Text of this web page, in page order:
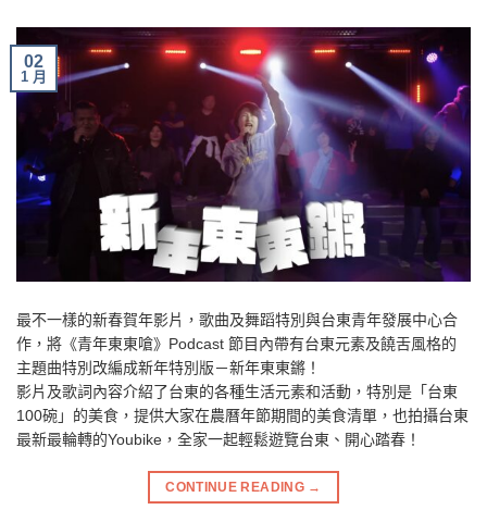
02
1 月
最不一樣的新春賀年影片，歌曲及舞蹈特別與台東青年發展中心合
作，將《青年東東嗆》Podcast 節目內帶有台東元素及饒舌風格的
主題曲特別改編成新年特別版－新年東東鏘！
影片及歌詞內容介紹了台東的各種生活元素和活動，特別是「台東
100碗」的美食，提供大家在農曆年節期間的美食清單，也拍攝台東
最新最輪轉的Youbike，全家一起輕鬆遊覽台東、開心踏春！
CONTINUE READING →